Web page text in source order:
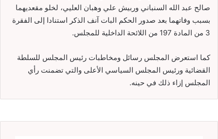
صالح عبد الله السنباني وربيش علي وهبان العليي، لخلو مقعديهما
بسبب وفاتهما بعد صدور الحكم البات آنف الذكر استنادا إلى الفقرة
3 من المادة 197 من اللائحة الداخلية للمجلس.
كما استعرض المجلس رسائل ومخاطبات رئيس المجلس للسلطة
القضائية ورئيس المجلس السياسي الأعلى والتي تضمنت رأي
المجلس إزاء ذلك في حينه.